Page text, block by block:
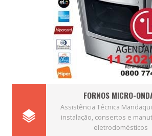
FORNOS MICRO-
Assistência Técnica
instalação, consertos e
eletrodomésticos